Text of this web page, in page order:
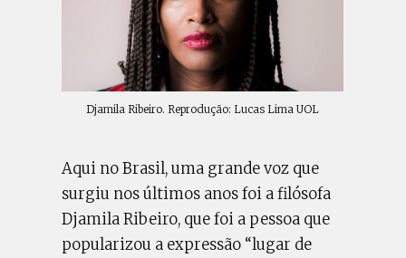
Djamila Ribeiro. Reprodução: Lucas Lima UOL
Aqui no Brasil, uma grande voz que
surgiu nos últimos anos foi a filósofa
Djamila Ribeiro, que foi a pessoa que
popularizou a expressão “lugar de